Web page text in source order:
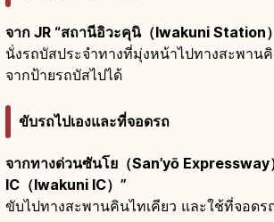
จาก JR “สถานีอิวะคุนิ（Iwakuni Station
นั่งรถบัสประจำทางที่มุ่งหน้าไปทางสะพาน
จากป้ายรถบัสไปได้
ขับรถไปเองและที่จอดรถ
จากทางด่วนซันโย（San’yō Expressway
IC（Iwakuni IC）”
ขับไปทางสะพานคินไทเคียว และใช้ที่จอดร